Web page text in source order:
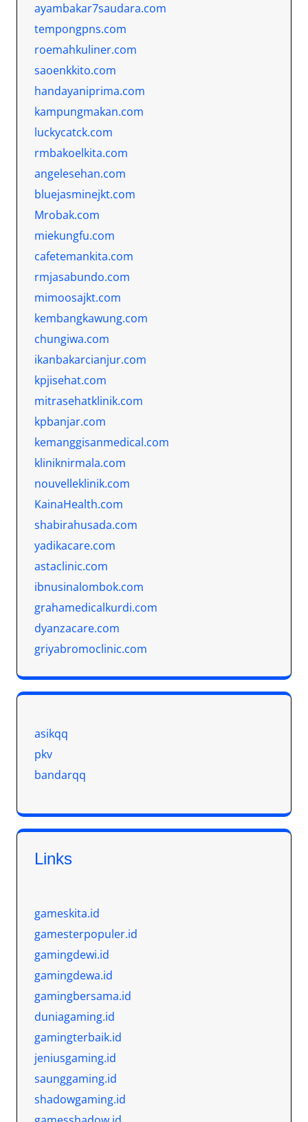
ayambakar7saudara.com
tempongpns.com
roemahkuliner.com
saoenkkito.com
handayaniprima.com
kampungmakan.com
luckycatck.com
rmbakoelkita.com
angelesehan.com
bluejasminejkt.com
Mrobak.com
miekungfu.com
cafetemankita.com
rmjasabundo.com
mimoosajkt.com
kembangkawung.com
chungiwa.com
ikanbakarcianjur.com
kpjisehat.com
mitrasehatklinik.com
kpbanjar.com
kemanggisanmedical.com
kliniknirmala.com
nouvelleklinik.com
KainaHealth.com
shabirahusada.com
yadikacare.com
astaclinic.com
ibnusinalombok.com
grahamedicalkurdi.com
dyanzacare.com
griyabromoclinic.com
asikqq
pkv
bandarqq
Links
gameskita.id
gamesterpopuler.id
gamingdewi.id
gamingdewa.id
gamingbersama.id
duniagaming.id
gamingterbaik.id
jeniusgaming.id
saunggaming.id
shadowgaming.id